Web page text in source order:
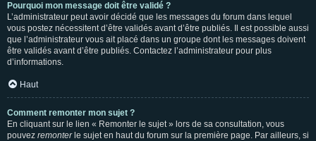
Pourquoi mon message doit être validé ?
L’administrateur peut avoir décidé que les messages du forum dans lequel
vous postez nécessitent d’être validés avant d’être publiés. Il est possible aussi
que l’administrateur vous ait placé dans un groupe dont les messages doivent
être validés avant d’être publiés. Contactez l’administrateur pour plus
d’informations.
Haut
Comment remonter mon sujet ?
En cliquant sur le lien « Remonter le sujet » lors de sa consultation, vous
pouvez remonterle sujet en haut du forum sur la première page. Par ailleurs, si